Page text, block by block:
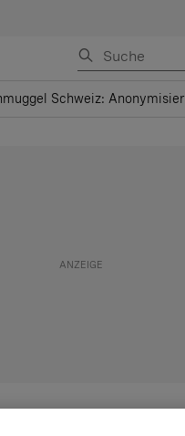
Schweiz: